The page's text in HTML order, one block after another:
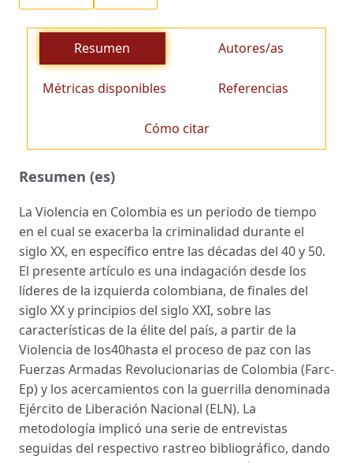
Resumen Autores/as
Métricas disponibles Referencias
Cómo citar
Resumen (es)
La Violencia en Colombia es un periodo de tiempo
en el cual se exacerba la criminalidad durante el
siglo XX, en específico entre las décadas del 40 y 50.
El presente artículo es una indagación desde los
líderes de la izquierda colombiana, de finales del
siglo XX y principios del siglo XXI, sobre las
características de la élite del país, a partir de la
Violencia de los40hasta el proceso de paz con las
Fuerzas Armadas Revolucionarias de Colombia (Farc-
Ep) y los acercamientos con la guerrilla denominada
Ejército de Liberación Nacional (ELN). La
metodología implicó una serie de entrevistas
seguidas del respectivo rastreo bibliográfico, dando